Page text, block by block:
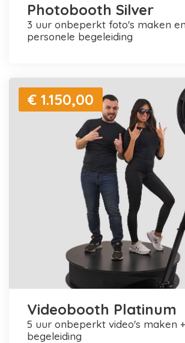
Photobooth Silver
3 uur onbeperkt foto's maken en printen +
personele begeleiding
€ 1.150,00
Videobooth Platinum
5 uur onbeperkt video's maken + personele
begeleiding